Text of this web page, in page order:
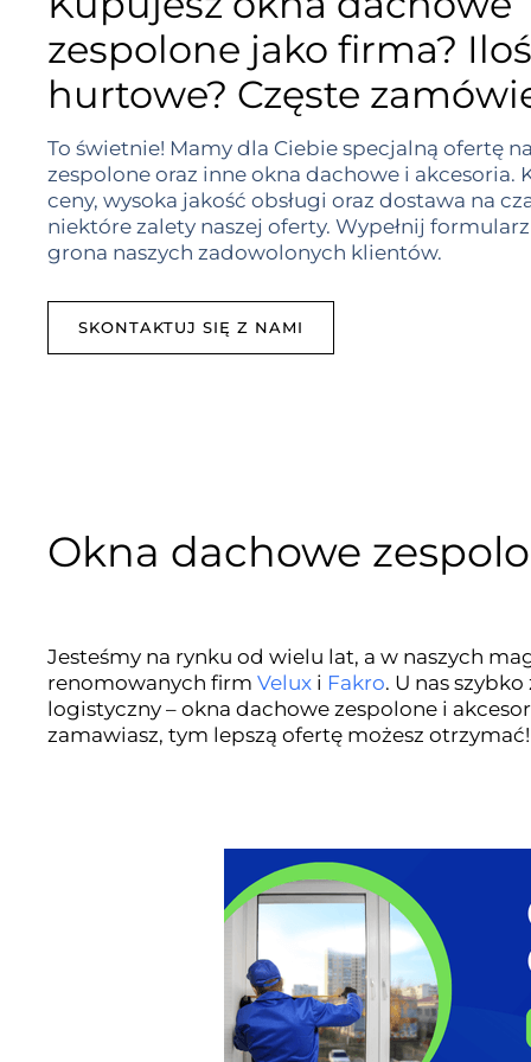
zespolone jako firma?
hurtowe? Częste
To świetnie! Mamy dla Ciebie specjalną ofertę
zespolone oraz inne okna dachowe i akcesoria.
ceny, wysoka jakość obsługi oraz dostawa na
niektóre zalety naszej oferty. Wypełnij
grona naszych zadowolonych klientów.
SKONTAKTUJ SIĘ Z NAMI
Okna dachowe
Jesteśmy na rynku od wielu lat, a w naszych
renomowanych firmVelux i Fakro. U nas
logistyczny – okna dachowe zespolone i
zamawiasz, tym lepszą ofertę możesz otrzymać!